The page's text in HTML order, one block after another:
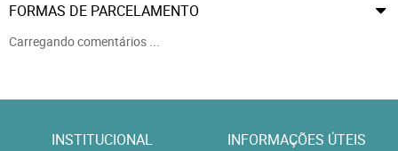
FORMAS DE PARCELAMENTO
Carregando comentários ...
INSTITUCIONAL INFORMAÇÕES ÚTEIS